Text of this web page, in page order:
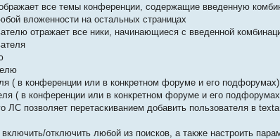
все темы конференции, содержащие введенную
вложенности на остальных страницах
отражает все ники, начинающиеся с введенной
( в конференции или в конкретном форуме и его подфорумах)
( в конференции или в конкретном форуме и его
ЛС позволяет перетаскиванием добавить пользователя в
отключить любой из поисков, а также настроить